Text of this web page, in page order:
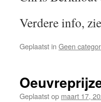
Verdere info,
Geplaatst in Geen
Geplaatst op maart 17,